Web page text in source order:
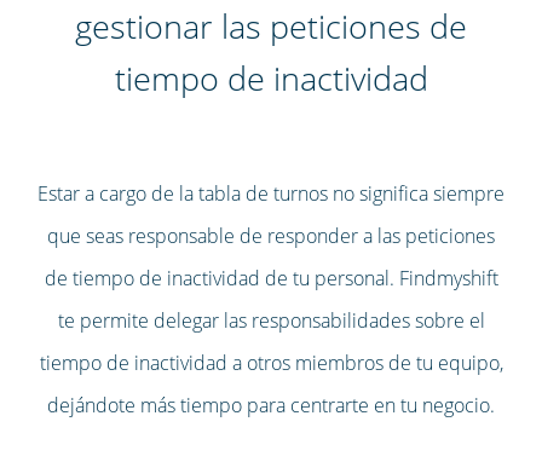
gestionar las peticiones de
tiempo de inactividad
Estar a cargo de la tabla de turnos no significa siempre
que seas responsable de responder a las peticiones
de tiempo de inactividad de tu personal. Findmyshift
te permite delegar las responsabilidades sobre el
tiempo de inactividad a otros miembros de tu equipo,
dejándote más tiempo para centrarte en tu negocio.